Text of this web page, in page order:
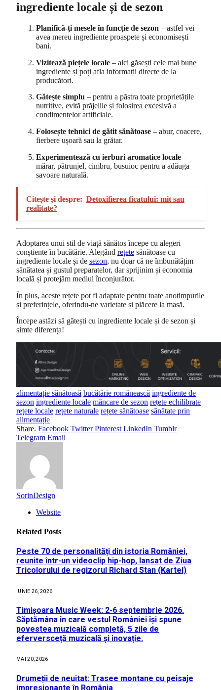
ingrediente locale și de sezon
Planifică-ți mesele în funcție de sezon – astfel vei
avea mereu ingrediente proaspete și economisești
bani.
Vizitează piețele locale – aici găsești cele mai bune
ingrediente și poți afla informații directe de la
producători.
Gătește simplu – pentru a păstra toate proprietățile
nutritive, evită prăjelile și folosirea excesivă a
condimentelor artificiale.
Folosește tehnici de gătit sănătoase – abur, coacere,
fierbere ușoară sau la grătar.
Experimentează cu ierburi aromatice locale –
mărar, pătrunjel, cimbru, busuioc pentru a adăuga
savoare naturală.
Citește și despre: Detoxifierea ficatului: mit sau
realitate?
Adoptarea unui stil de viață sănătos începe cu alegeri
conștiente în bucătărie. Alegând rețete sănătoase cu
ingrediente locale și de sezon, nu doar că ne îmbunătățim
sănătatea și gustul preparatelor, dar sprijinim și economia
locală și protejăm mediul înconjurător.
În plus, aceste rețete pot fi adaptate pentru toate anotimpurile
și preferințele, oferindu-ne varietate și plăcere la masă.
Începe astăzi să gătești cu ingrediente locale și de sezon și
simte diferența!
alimentație sănătoasă bucătărie românească ingrediente de
sezon ingrediente locale mâncare de sezon rețete echilibrate
rețete locale rețete naturale rețete sănătoase sănătate prin
alimentație
Share. Facebook Twitter Pinterest LinkedIn Tumblr
Telegram Email
SorinDesign
Website
Related Posts
Peste 70 de personalități din istoria României,
reunite într-un videoclip hip-hop, lansat de Ziua
Tricolorului de regizorul Richard Stan (Kartel)
IUNIE 26, 2026
Timișoara Music Week: 2-6 septembrie 2026.
Săptămâna în care vestul României își spune
povestea muzicală completă, 5 zile de
eferversceță muzicală și inovație.
MAI 20, 2026
Drumeții de neuitat: Trasee montane cu peisaje
impresionante în România